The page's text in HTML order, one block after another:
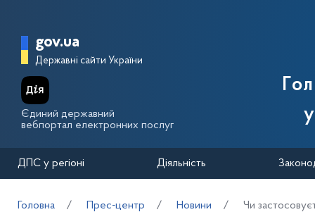
Головна сторінка Державної
gov.ua
Державні сайти України
Єдиний державний
вебпортал електронних послуг
ДПС у регіоні Діяльність
Головна Прес-центр Новини Чи